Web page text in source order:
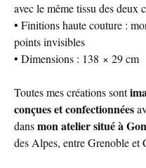
avec le même tissu des deux
• Finitions haute couture :
points invisibles
• Dimensions : 138 × 29 cm
Toutes mes créations sont
conçues et confectionnées
dansmon atelier situé à
des Alpes, entre Grenoble et